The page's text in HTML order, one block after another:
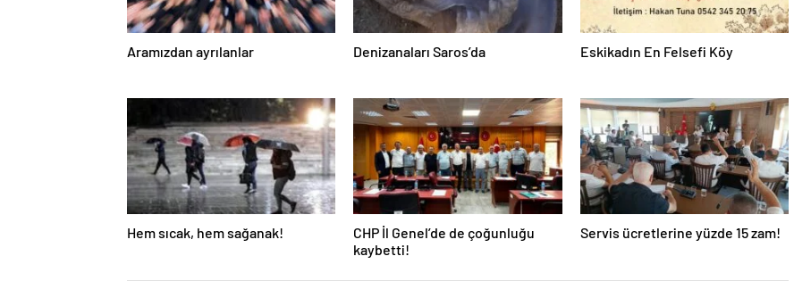
Aramızdan ayrılanlar Denizanaları Saros’da Eskikadın En Felsefi Köy
Hem sıcak, hem sağanak!
CHP İl Genel’de de çoğunluğu
kaybetti!
Servis ücretlerine yüzde 15 zam!